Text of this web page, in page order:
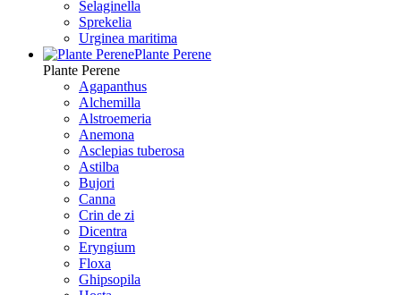
Selaginella
Sprekelia
Urginea maritima
Plante Perene
Plante Perene
Agapanthus
Alchemilla
Alstroemeria
Anemona
Asclepias tuberosa
Astilba
Bujori
Canna
Crin de zi
Dicentra
Eryngium
Floxa
Ghipsopila